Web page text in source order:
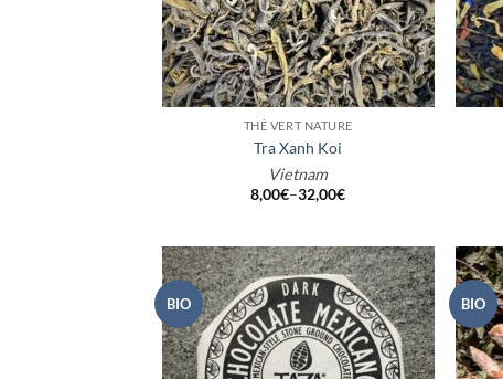
+
THÉ VERT NATURE
Tra Xanh Koi
Vietnam
8,00€–32,00€
+
BIO BIO